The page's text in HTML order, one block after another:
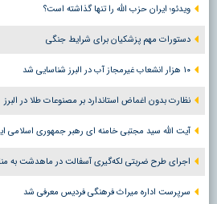
ویدئو؛ ایران حزب الله را تنها گذاشته است؟
دستورات مهم پزشکیان برای شرایط جنگی
۱۰ هزار انشعاب غیرمجاز آب در البرز شناسایی شد
نظارت بدون اغماض استاندارد بر مصنوعات طلا در البرز
آیت الله سید مجتبی خامنه ای رهبر جمهوری اسلامی
اجرای طرح ضربتی لکه‌گیری آسفالت در ماهدشت به
سرپرست اداره میراث فرهنگی فردیس معرفی شد